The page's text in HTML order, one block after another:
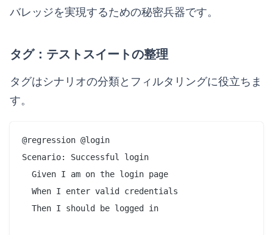
バレッジを実現するための秘密兵器です。
タグ：テストスイートの整理
タグはシナリオの分類とフィルタリングに役立ちま
す。
@regression @login
Scenario: Successful login
  Given I am on the login page
  When I enter valid credentials
  Then I should be logged in